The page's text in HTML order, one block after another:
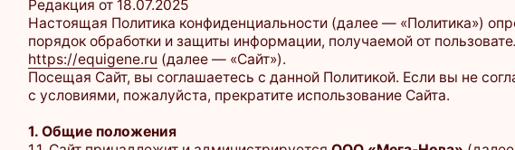
порядок обработки и защиты информации, получаемой от пользователей сайта
https://equigene.ru (далее — «Сайт»).
Посещая Сайт, вы соглашаетесь с данной Политикой. Если вы не согласны
с условиями, пожалуйста, прекратите использование Сайта.
1. Общие положения
1.1. Сайт принадлежит и администрируется
ООО «Мега-Нова» (далее —
«Администрация»).
1.2. Сайт является информационным. На нём не осуществляется регистрация